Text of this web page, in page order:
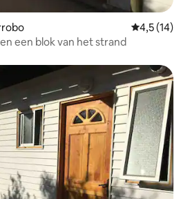
4,5 (14)
een blok van het strand